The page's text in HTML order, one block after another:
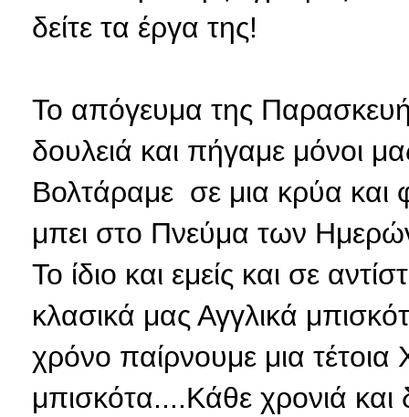
δείτε τα έργα της!
Το απόγευμα της
δουλειά και πήγαμε μόνοι
Βολτάραμε σε μια κρύα και
μπει στο Πνεύμα των
Το ίδιο και εμείς και σε
κλασικά μας Αγγλικά
χρόνο παίρνουμε μια τέτοια
μπισκότα....Κάθε χρονιά και